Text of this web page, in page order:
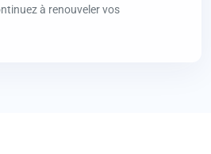
à renouveler vos